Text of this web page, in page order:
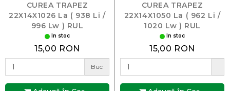
CUREA TRAPEZ
22X14X1026 La ( 938 Li /
996 Lw ) RUL
In stoc
15,00 RON
Buc
CUREA TRAPEZ
22X14X1050 La ( 962 Li /
1020 Lw ) RUL
In stoc
15,00 RON